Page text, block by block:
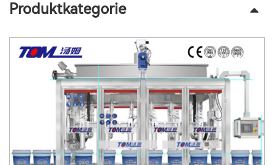
Produktkategorie